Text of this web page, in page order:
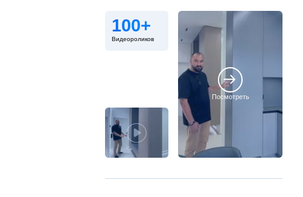
100+
Видеороликов
Посмотреть